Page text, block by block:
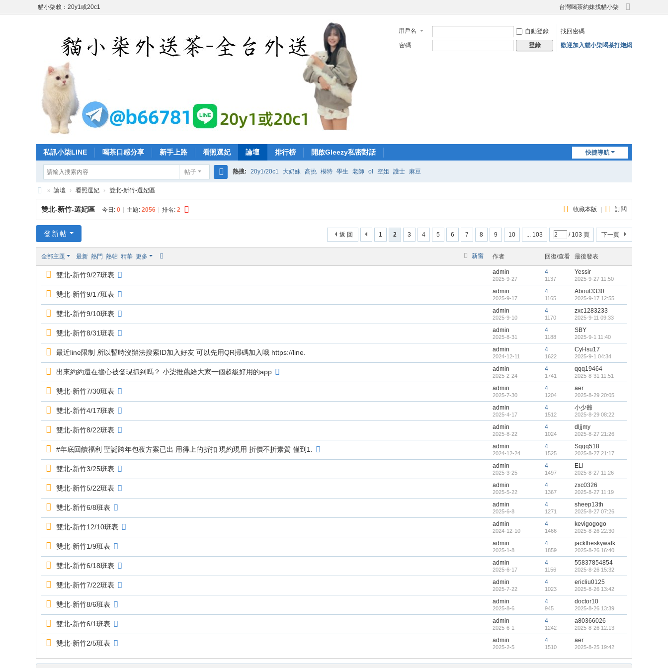
貓小柒賴：20y1或20c1 台灣喝茶約妹找貓小柒
切
寬
用戶名 自動登錄
找回密碼
密碼
登錄 歡迎加入貓小柒喝茶打炮網
快捷導航
私訊小柒LINE 喝茶口感分享 新手上路 看照選妃 論壇 排行榜 開啟Gleezy私密對話
帖子
索
熱搜: 20y1/20c1 大奶妹 高挑 模特 學生 老師 ol 空姐 護士 麻豆
台
灣
小
網
» 論壇 › 看照選妃 › 雙北-新竹-選妃區
收藏本版 訂閱
雙北-新竹-選妃區 今日: 0 主題: 2056 排名: 2
1 2 3 4 5 6 7 8 9 10 ... 103 / 103 頁 下一頁
返 回
發新帖
新窗
全部主題 最新 熱門 熱帖 精華 更多 作者 回復/查看 最後發表
雙北-新竹9/27班表 admin
2025-9-27
4
1137
Yessir
2025-9-27 11:50
雙北-新竹9/17班表 admin
2025-9-17
4
1165
About3330
2025-9-17 12:55
雙北-新竹9/10班表 admin
2025-9-10
4
1170
zxc1283233
2025-9-11 09:33
雙北-新竹8/31班表 admin
2025-8-31
4
1188
SBY
2025-9-1 11:40
最近line限制 所以暫時沒辦法搜索ID加入好友 可以先用QR掃碼加入哦 https://line. admin
2024-12-11
4
1622
CyHsu17
2025-9-1 04:34
出來約約還在擔心被發現抓到嗎？ 小柒推薦給大家一個超級好用的app admin
2025-2-24
4
1741
qqq19464
2025-8-31 11:51
雙北-新竹7/30班表 admin
2025-7-30
4
1204
aer
2025-8-29 20:05
雙北-新竹4/17班表 admin
2025-4-17
4
1512
小少爺
2025-8-29 08:22
雙北-新竹8/22班表 admin
2025-8-22
4
1024
dljjmy
2025-8-27 21:26
#年底回饋福利 聖誕跨年包夜方案已出 用得上的折扣 現約現用 折價不折素質 僅到1. admin
2024-12-24
4
1525
Sqqq518
2025-8-27 21:17
雙北-新竹3/25班表 admin
2025-3-25
4
1497
ELi
2025-8-27 11:26
雙北-新竹5/22班表 admin
2025-5-22
4
1367
zxc0326
2025-8-27 11:19
雙北-新竹6/8班表 admin
2025-6-8
4
1271
sheep13th
2025-8-27 07:26
雙北-新竹12/10班表 admin
2024-12-10
4
1466
kevigogogo
2025-8-26 22:30
雙北-新竹1/9班表 admin
2025-1-8
4
1859
jacktheskywalk
2025-8-26 16:40
雙北-新竹6/18班表 admin
2025-6-17
4
1156
55837854854
2025-8-26 15:32
雙北-新竹7/22班表 admin
2025-7-22
4
1023
ericliu0125
2025-8-26 13:42
雙北-新竹8/6班表 admin
2025-8-6
4
945
doctor10
2025-8-26 13:39
雙北-新竹6/1班表 admin
2025-6-1
4
1242
a80366026
2025-8-26 12:13
雙北-新竹2/5班表 admin
2025-2-5
4
1510
aer
2025-8-25 19:42